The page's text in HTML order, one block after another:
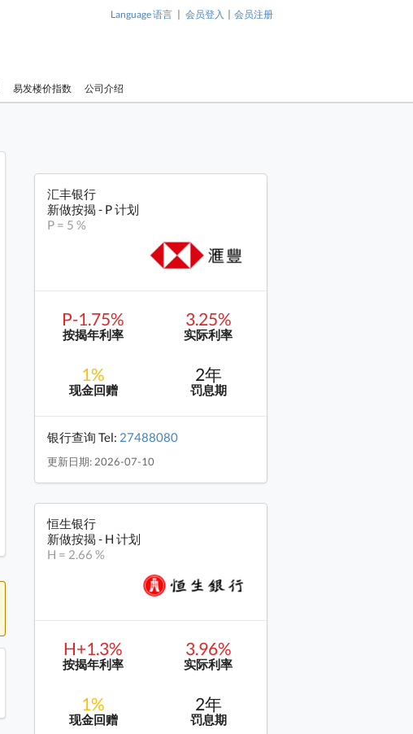
Language 语言 | 会员登入 | 会员注册
易发楼价指数 公司介绍
汇丰银行
新做按揭 - P 计划
P = 5 %
P-1.75%
按揭年利率
3.25%
实际利率
1%
现金回赠
2年
罚息期
银行查询 Tel: 27488080
更新日期: 2026-07-10
恒生银行
新做按揭 - H 计划
H = 2.66 %
H+1.3%
按揭年利率
3.96%
实际利率
1%
现金回赠
2年
罚息期